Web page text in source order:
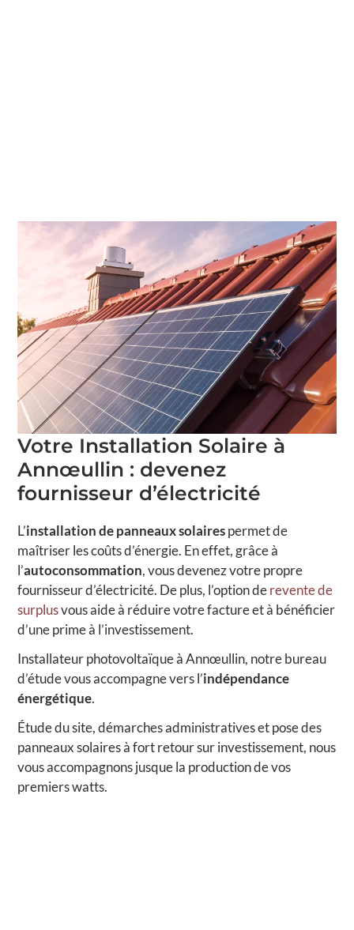
Votre Installation Solaire à
Annœullin : devenez
fournisseur d’électricité
L’installation de panneaux solairespermet de
maîtriser les coûts d’énergie. En effet, grâce à
l’autoconsommation, vous devenez votre propre
fournisseur d’électricité. De plus, l’option derevente de
surplusvous aide à réduire votre facture et à bénéficier
d’une prime à l’investissement.
Installateur photovoltaïque à Annœullin, notre bureau
d’étude vous accompagne vers l’indépendance
énergétique.
Étude du site, démarches administratives et pose des
panneaux solaires à fort retour sur investissement, nous
vous accompagnons jusque la production de vos
premiers watts.